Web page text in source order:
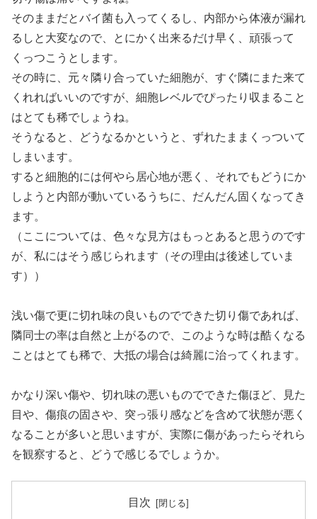
そのままだとバイ菌も入ってくるし、内部から体液が漏れ
るしと大変なので、とにかく出来るだけ早く、頑張って
くっつこうとします。
その時に、元々隣り合っていた細胞が、すぐ隣にまた来て
くれればいいのですが、細胞レベルでぴったり収まること
はとても稀でしょうね。
そうなると、どうなるかというと、ずれたままくっついて
しまいます。
すると細胞的には何やら居心地が悪く、それでもどうにか
しようと内部が動いているうちに、だんだん固くなってき
ます。
（ここについては、色々な見方はもっとあると思うのです
が、私にはそう感じられます（その理由は後述していま
す））
浅い傷で更に切れ味の良いものでできた切り傷であれば、
隣同士の率は自然と上がるので、このような時は酷くなる
ことはとても稀で、大抵の場合は綺麗に治ってくれます。
かなり深い傷や、切れ味の悪いものでできた傷ほど、見た
目や、傷痕の固さや、突っ張り感などを含めて状態が悪く
なることが多いと思いますが、実際に傷があったらそれら
を観察すると、どうで感じるでしょうか。
目次